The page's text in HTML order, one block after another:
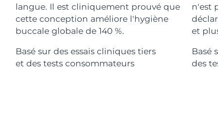
langue. Il est cliniquement prouvé que
cette conception améliore l'hygiène
buccale globale de 140 %.
Basé sur des essais cliniques tiers
et des tests consommateurs
n'est
et
Basé
des
FOREO APP
Kazakhstan Livraison estimée11/08/2026
Koweït Livraison estimée 09/08/2026
Lettonie Livraison estimée 09/08/2026